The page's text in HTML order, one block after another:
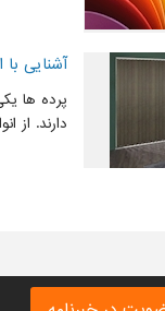
آشنایی
پرده ها
دارند. از